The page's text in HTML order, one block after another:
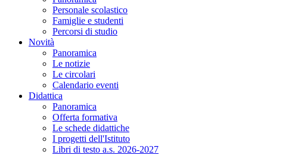
Personale scolastico
Famiglie e studenti
Percorsi di studio
Novità
Panoramica
Le notizie
Le circolari
Calendario eventi
Didattica
Panoramica
Offerta formativa
Le schede didattiche
I progetti dell'Istituto
Libri di testo a.s. 2026-2027